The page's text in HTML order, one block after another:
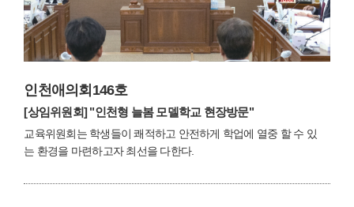
인천애의회146호
[상임위원회]"인천형 늘봄 모델학교 현장방문"
교육위원회는 학생들이 쾌적하고 안전하게 학업에 열중 할 수 있
는 환경을 마련하고자 최선을 다한다.